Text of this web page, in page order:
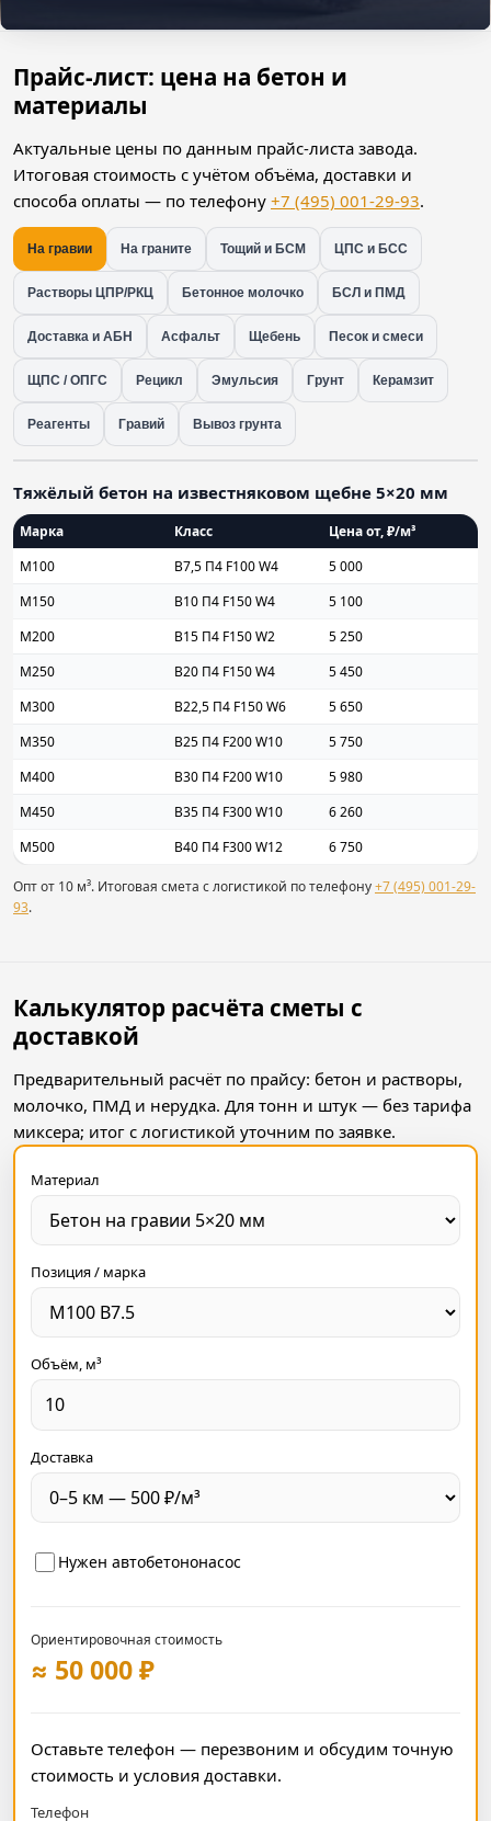
Прайс-лист: цена на бетон и
материалы
Актуальные цены по данным прайс-листа завода.
Итоговая стоимость с учётом объёма, доставки и
способа оплаты — по телефону +7 (495) 001-29-93.
На гравии На граните Тощий и БСМ ЦПС и БСС
Растворы ЦПР/РКЦ Бетонное молочко БСЛ и ПМД
Доставка и АБН Асфальт Щебень Песок и смеси
ЩПС / ОПГС Рецикл Эмульсия Грунт Керамзит
Реагенты Гравий Вывоз грунта
Тяжёлый бетон на известняковом щебне 5×20 мм
Марка Класс
Цена от, ₽/м³
М100
B7,5 П4 F100 W4
5 000
М150
B10 П4 F150 W4
5 100
М200
B15 П4 F150 W2
5 250
М250
B20 П4 F150 W4
5 450
М300
B22,5 П4 F150 W6
5 650
М350
B25 П4 F200 W10
5 750
М400
B30 П4 F200 W10
5 980
М450
B35 П4 F300 W10
6 260
М500
B40 П4 F300 W12 6 750
Опт от 10 м³. Итоговая смета с логистикой по телефону+7 (495) 001-29-
93.
Калькулятор расчёта сметы с
доставкой
Предварительный расчёт по прайсу: бетон и растворы,
молочко, ПМД и нерудка. Для тонн и штук — без тарифа
миксера; итог с логистикой уточним по заявке.
Материал
Позиция / марка
Объём, м³
Доставка
Нужен автобетононасос
Ориентировочная стоимость
≈ 50 000 ₽
Оставьте телефон — перезвоним и обсудим точную
стоимость и условия доставки.
Телефон